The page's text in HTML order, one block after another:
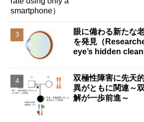
眼に備わる新たな
を発見（
eye’s hidden
双極性障害に先天
異がともに関連～
解が一歩前進～